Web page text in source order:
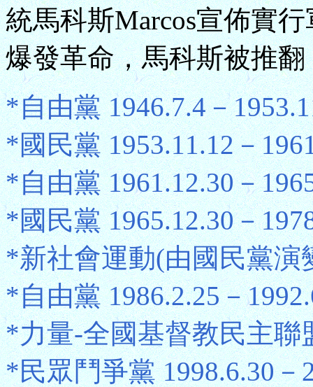
統馬科斯Marcos宣佈實
爆發革命，馬科斯被推
*自由黨 1946.7.4－
*國民黨 1953.11.12－
*自由黨 1961.12.30－
*國民黨 1965.12.30－
*新社會運動(由國民黨演
*自由黨 1986.2.25－
*力量-全國基督教民主聯
*民眾鬥爭黨 1998.6.30－